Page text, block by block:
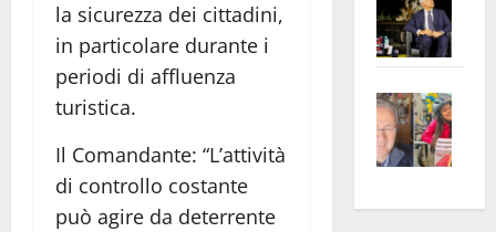
la sicurezza dei cittadini,
in particolare durante i
periodi di affluenza
turistica.
Il Comandante: “L’attività
di controllo costante
può agire da deterrente
euro
apre